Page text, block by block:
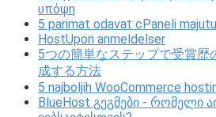
υπόψη
5 parimat odavat cPaneli
HostUpon anmeldelser
5つの簡単なステップで受賞歴
成する方法
5 najboljih WooCommerce
BlueHost გეგმები - რომელი